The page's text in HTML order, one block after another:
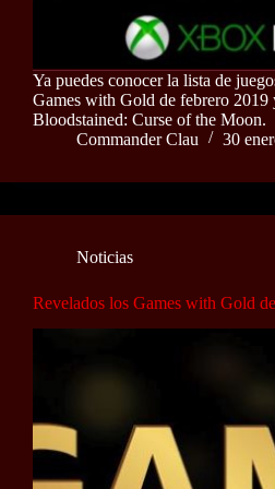
Ya puedes conocer la lista de
Games with Gold de febrero
Bloodstained: Curse of the Moon.
Commander Clau
30
Noticias
Revelados los Games with Gold